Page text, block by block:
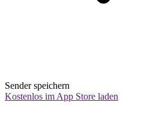
Sender speichern
Kostenlos im App Store laden